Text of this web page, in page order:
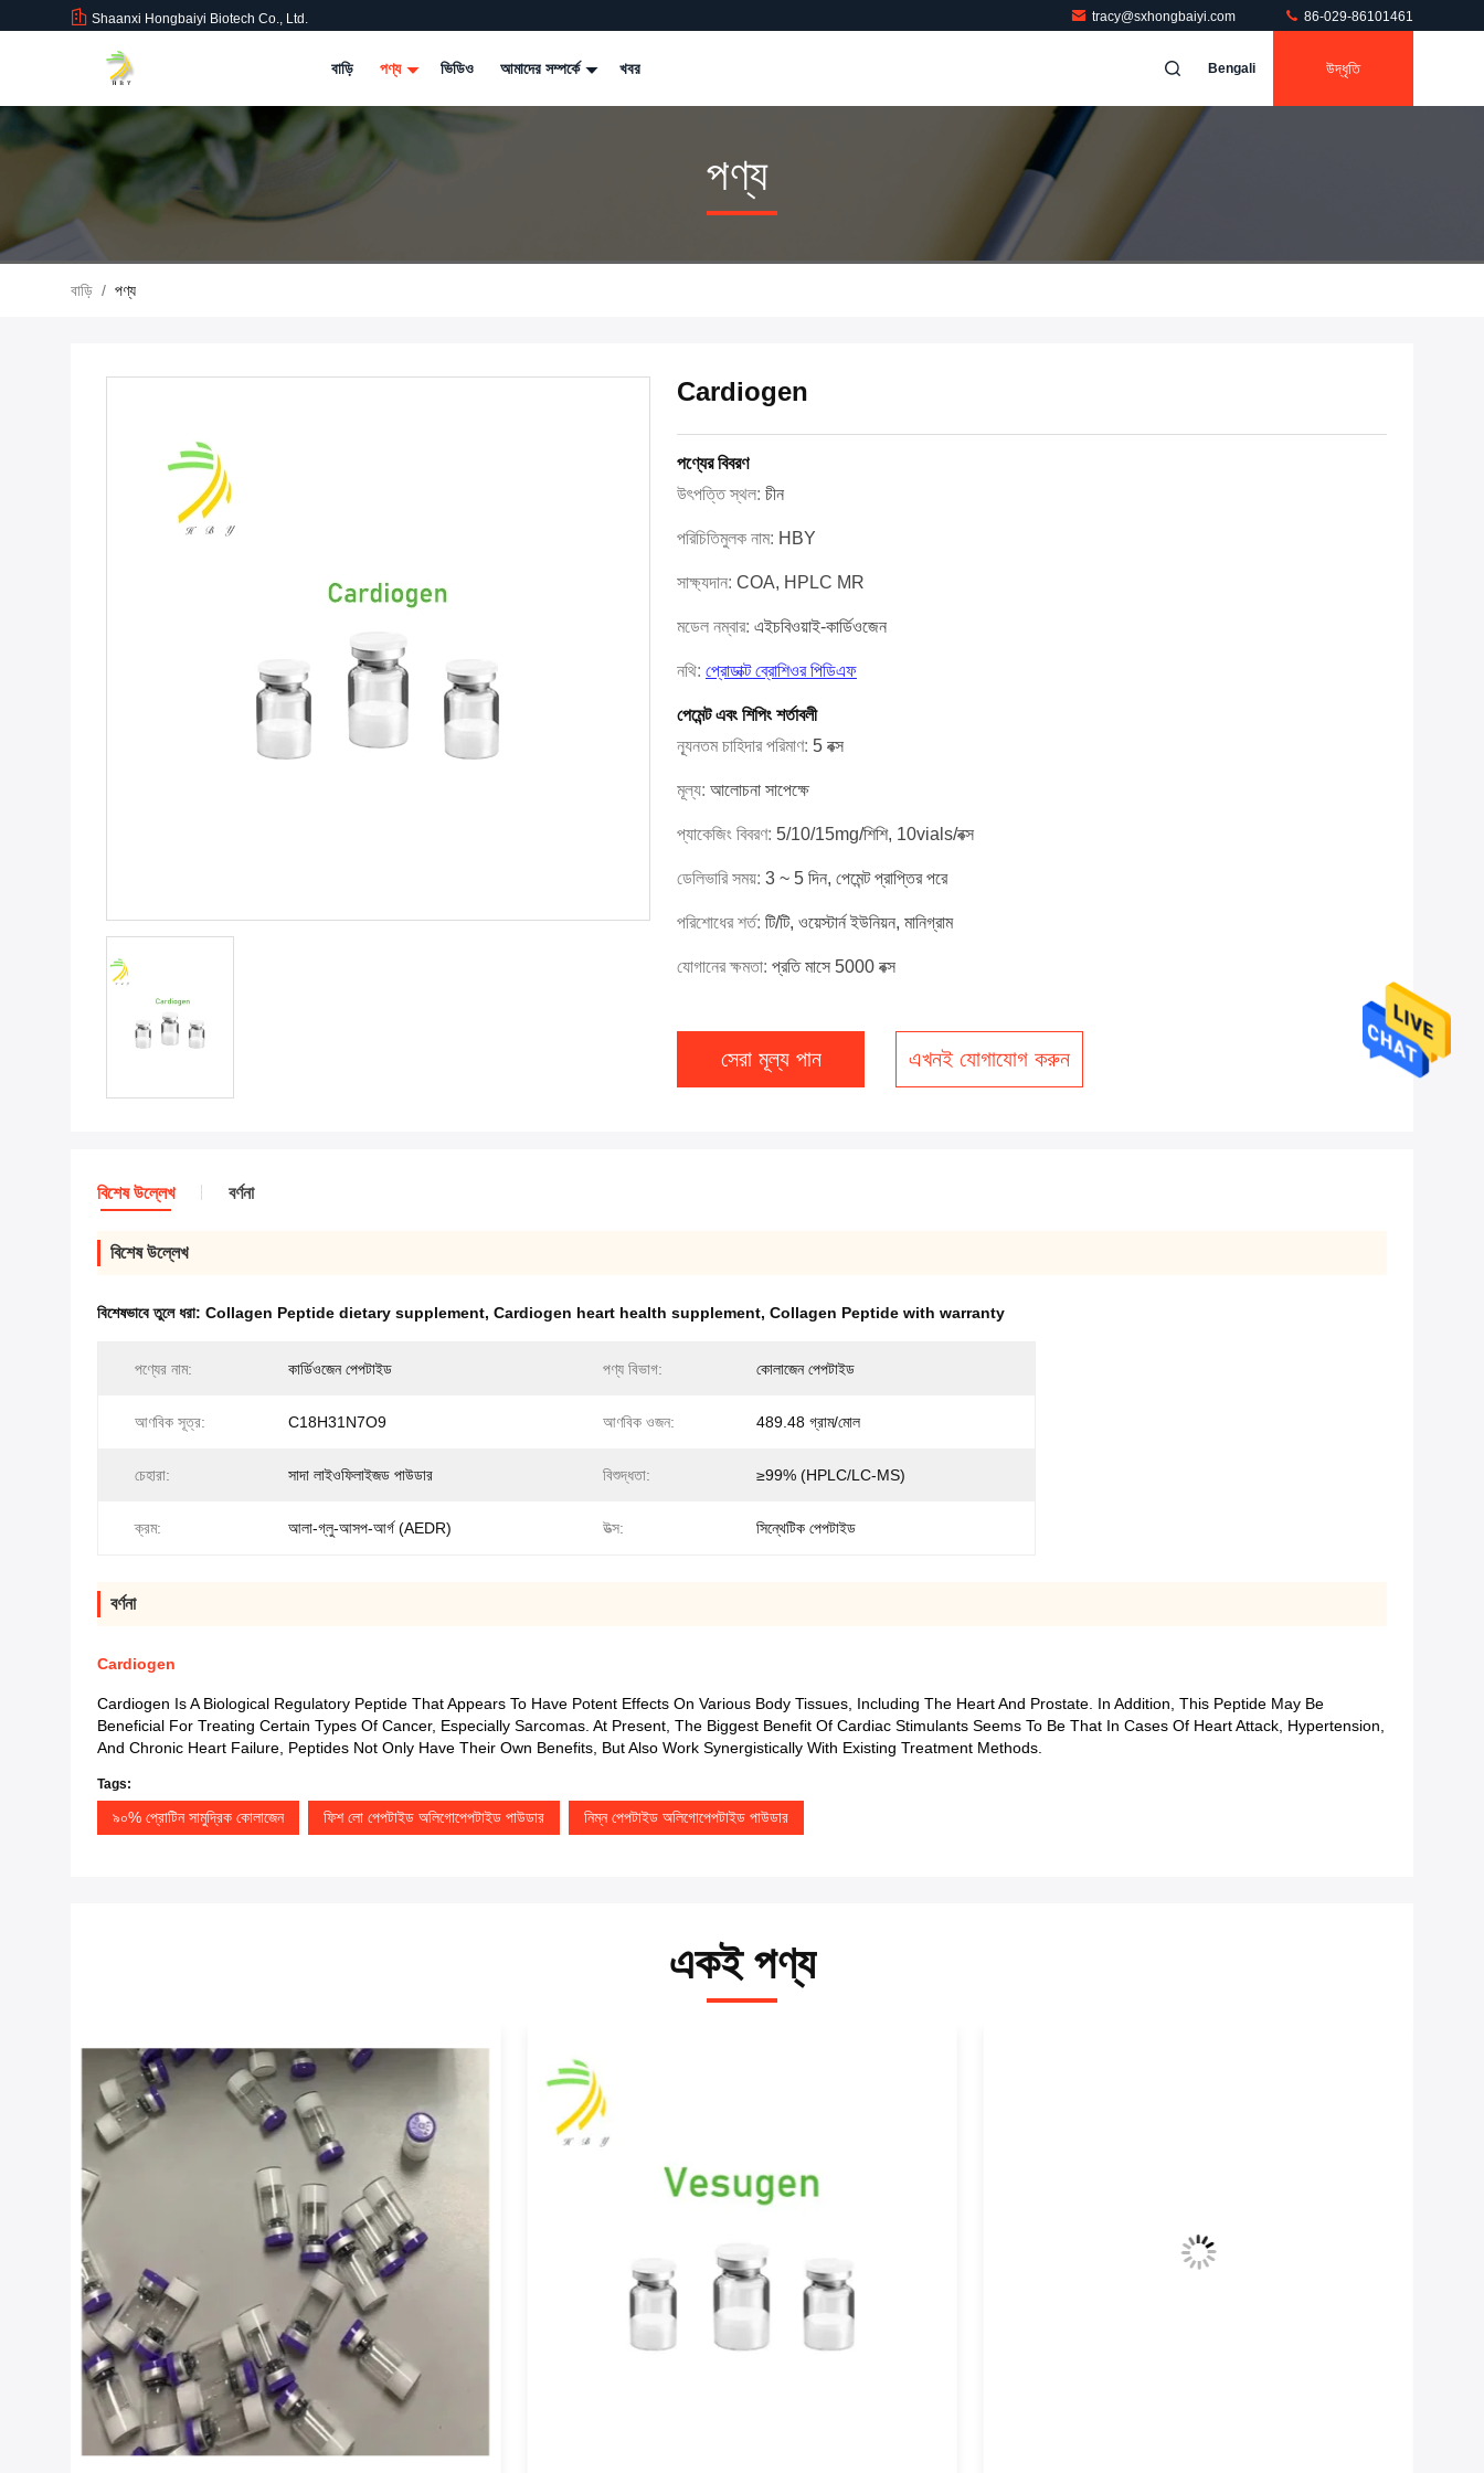
Shaanxi Hongbaiyi Biotech Co., Ltd. tracy@sxhongbaiyi.com 86-029-86101461
বাড়ি পণ্য ভিডিও আমাদের সম্পর্কে খবর Bengali উদ্ধৃতি
পণ্য
বাড়ি / পণ্য
Cardiogen
পণ্যের বিবরণ
উৎপত্তি স্থল: চীন
পরিচিতিমুলক নাম: HBY
সাক্ষ্যদান: COA, HPLC MR
মডেল নম্বার: এইচবিওয়াই-কার্ডিওজেন
নথি: প্রোডাক্ট ব্রোশিওর পিডিএফ
পেমেন্ট এবং শিপিং শর্তাবলী
ন্যূনতম চাহিদার পরিমাণ: 5 বক্স
মূল্য: আলোচনা সাপেক্ষে
প্যাকেজিং বিবরণ: 5/10/15mg/শিশি, 10vials/বক্স
ডেলিভারি সময়: 3 ~ 5 দিন, পেমেন্ট প্রাপ্তির পরে
পরিশোধের শর্ত: টি/টি, ওয়েস্টার্ন ইউনিয়ন, মানিগ্রাম
যোগানের ক্ষমতা: প্রতি মাসে 5000 বক্স
সেরা মূল্য পান এখনই যোগাযোগ করুন
বিশেষ উল্লেখ বর্ণনা
বিশেষ উল্লেখ
বিশেষভাবে তুলে ধরা: Collagen Peptide dietary supplement, Cardiogen heart health supplement, Collagen Peptide with warranty
পণ্যের নাম: কার্ডিওজেন পেপটাইড পণ্য বিভাগ: কোলাজেন পেপটাইড
আণবিক সূত্র: C18H31N7O9 আণবিক ওজন: 489.48 গ্রাম/মোল
চেহারা: সাদা লাইওফিলাইজড পাউডার বিশুদ্ধতা: ≥99% (HPLC/LC-MS)
ক্রম: আলা-গ্লু-আসপ-আর্গ (AEDR) উত্স: সিন্থেটিক পেপটাইড
বর্ণনা
Cardiogen
Cardiogen Is A Biological Regulatory Peptide That Appears To Have Potent Effects On Various Body Tissues, Including The Heart And Prostate. In Addition, This Peptide May Be
Beneficial For Treating Certain Types Of Cancer, Especially Sarcomas. At Present, The Biggest Benefit Of Cardiac Stimulants Seems To Be That In Cases Of Heart Attack, Hypertension,
And Chronic Heart Failure, Peptides Not Only Have Their Own Benefits, But Also Work Synergistically With Existing Treatment Methods.
Tags:
৯০% প্রোটিন সামুদ্রিক কোলাজেন ফিশ লো পেপটাইড অলিগোপেপটাইড পাউডার নিম্ন পেপটাইড অলিগোপেপটাইড পাউডার
একই পণ্য